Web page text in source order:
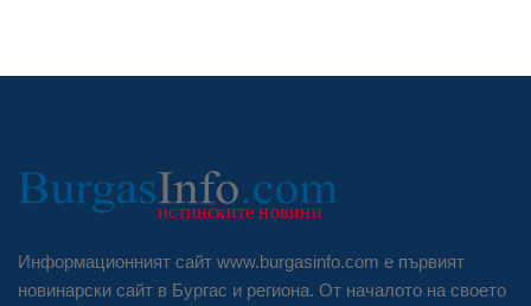
Информационният сайт www.burgasinfo.com е първият
новинарски сайт в Бургас и региона. От началото на своето